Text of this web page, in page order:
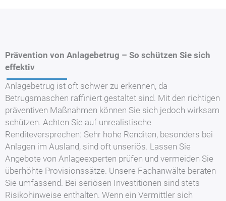
Prävention von Anlagebetrug – So schützen Sie sich
effektiv
Anlagebetrug ist oft schwer zu erkennen, da
Betrugsmaschen raffiniert gestaltet sind. Mit den richtigen
präventiven Maßnahmen können Sie sich jedoch wirksam
schützen. Achten Sie auf unrealistische
Renditeversprechen: Sehr hohe Renditen, besonders bei
Anlagen im Ausland, sind oft unseriös. Lassen Sie
Angebote von Anlageexperten prüfen und vermeiden Sie
überhöhte Provisionssätze. Unsere Fachanwälte beraten
Sie umfassend. Bei seriösen Investitionen sind stets
Risikohinweise enthalten. Wenn ein Vermittler sich